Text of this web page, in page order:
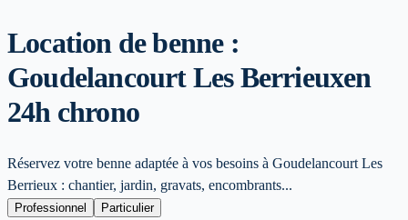
Location de benne :
Goudelancourt Les Berrieuxen
24h chrono
Réservez votre benne adaptée à vos besoins à Goudelancourt Les
Berrieux : chantier, jardin, gravats, encombrants...
Professionnel Particulier